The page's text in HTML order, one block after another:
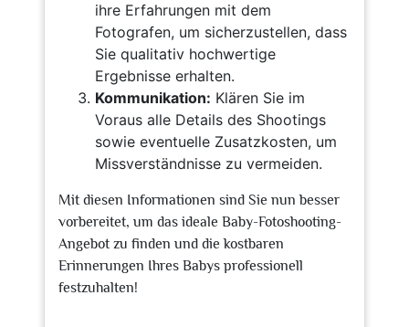
ihre Erfahrungen mit dem
Fotografen, um sicherzustellen, dass
Sie qualitativ hochwertige
Ergebnisse erhalten.
Kommunikation: Klären Sie im
Voraus alle Details des Shootings
sowie eventuelle Zusatzkosten, um
Missverständnisse zu vermeiden.
Mit diesen Informationen sind Sie nun besser
vorbereitet, um das ideale Baby-Fotoshooting-
Angebot zu finden und die kostbaren
Erinnerungen Ihres Babys professionell
festzuhalten!